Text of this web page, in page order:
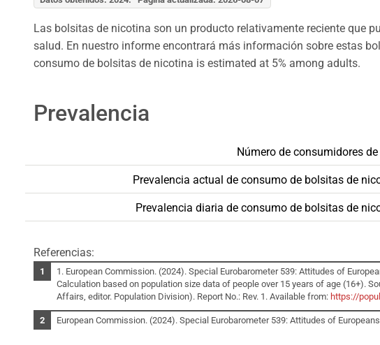
Las bolsitas de nicotina son un producto relativamente reciente que
salud. En nuestro informe encontrará más información sobre estas
consumo de bolsitas de nicotina is estimated at 5% among adults.
Prevalencia
Número de consumidores
Prevalencia actual de consumo de bolsitas de
Prevalencia diaria de consumo de bolsitas de
Referencias:
1. European Commission. (2024). Special Eurobarometer 539: Attitudes of
Calculation based on population size data of people over 15 years of age (16+).
Affairs, editor. Population Division). Report No.: Rev. 1. Available from: https://
European Commission. (2024). Special Eurobarometer 539: Attitudes of